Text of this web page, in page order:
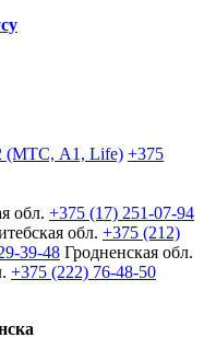
(МТС, A1, Life) +375
обл. +375 (17) 251-07-94
обл. +375 (212)
39-48 Гродненская обл.
+375 (222) 76-48-50